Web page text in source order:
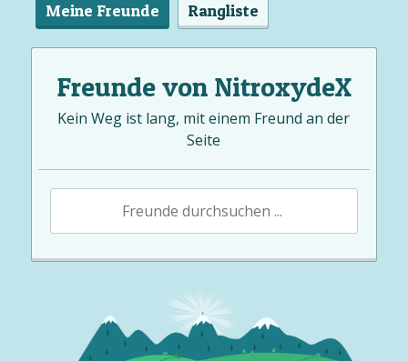
Meine Freunde
Rangliste
Freunde von NitroxydeX
Kein Weg ist lang, mit einem Freund an der
Seite